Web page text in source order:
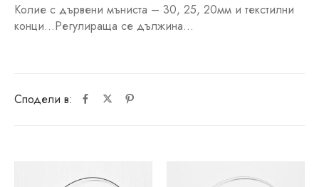
Колие с дървени мъниста – 30, 25, 20мм и текстилни
конци…Регулираща се дължина…
Сподели в: